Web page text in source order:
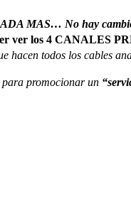
MAS… No hay
ver los 4 CANALES
hacen todos los cables
promocionar un